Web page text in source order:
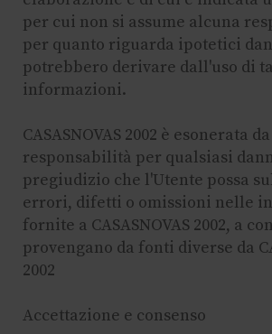
per cui non si assume alcuna
per quanto riguarda ipotetici
potrebbero derivare dall'uso di
informazioni.
CASASNOVAS 2002 è esonerata
responsabilità per qualsiasi
pregiudizio che l'Utente possa
errori, difetti o omissioni nelle
fornite a CASASNOVAS 2002, a
provengano da fonti diverse da
2002
Accettazione e consenso